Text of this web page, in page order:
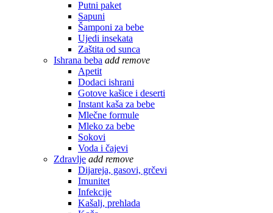
Putni paket
Sapuni
Šamponi za bebe
Ujedi insekata
Zaštita od sunca
Ishrana beba add remove
Apetit
Dodaci ishrani
Gotove kašice i deserti
Instant kaša za bebe
Mlečne formule
Mleko za bebe
Sokovi
Voda i čajevi
Zdravlje add remove
Dijareja, gasovi, grčevi
Imunitet
Infekcije
Kašalj, prehlada